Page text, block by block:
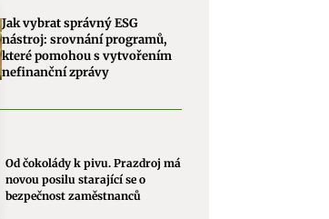
Jak vybrat správný ESG
nástroj: srovnání programů,
které pomohou s vytvořením
nefinanční zprávy
Od čokolády k pivu. Prazdroj má
novou posilu starající se o
bezpečnost zaměstnanců